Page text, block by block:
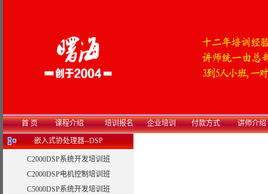
首 页 课程介绍 培训报名 企业培训 付款方式 讲师介绍
嵌入式协处理器--DSP
C2000DSP系统开发培训班
C2000DSP电机控制培训班
C5000DSP系统开发培训班